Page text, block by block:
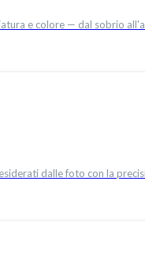
e colore — dal sobrio
dalle foto con la